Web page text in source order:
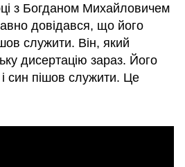
з Богданом Михайловичем
довідався, що його
служити. Він, який
дисертацію зараз. Його
син пішов служити. Це